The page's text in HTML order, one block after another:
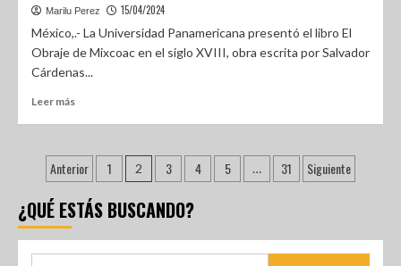
Marilu Perez 15/04/2024
México,.- La Universidad Panamericana presentó el libro El
Obraje de Mixcoac en el siglo XVIII, obra escrita por Salvador
Cárdenas...
Leer más
Anterior 1 2 3 4 5 … 31 Siguiente
¿QUÉ ESTÁS BUSCANDO?